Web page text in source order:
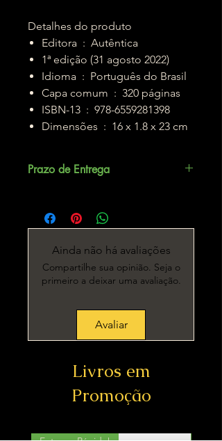
Detalhes do produto
Editora ‏ : ‎ Autêntica
1ª edição (31 agosto 2022)
Idioma ‏ : ‎ Português do Brasil
Capa comum ‏ : ‎ 320 páginas
ISBN-13 ‏ : ‎ 978-6559281398
Dimensões ‏ : ‎ 16 x 1.8 x 23 cm
Prazo de Entrega
Ainda não há avaliações
Compartilhe sua opinião. Seja o
primeiro a deixar uma avaliação.
Avaliar
Livros em
Promoção